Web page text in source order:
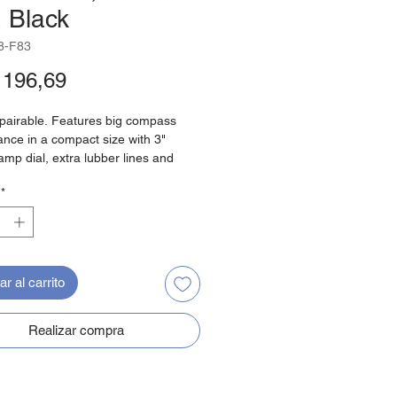
Black
F83
Precio
Features big compass
in a compact size with 3"
dial, extra lubber lines and
night illumination. Built-in
matched sapphire jewel and
sun shield. Exclusive 5 year
*
al carrito
Realizar compra